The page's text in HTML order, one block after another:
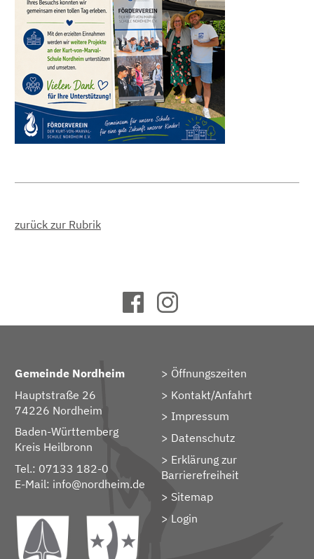
zurück zur Rubrik
Gemeinde Nordheim
Hauptstraße 26
74226 Nordheim
Baden-Württemberg
Kreis Heilbronn
Tel.: 07133 182-0
E-Mail: info@nordheim.de
Öffnungszeiten
Kontakt/Anfahrt
Impressum
Datenschutz
Erklärung zur
Barrierefreiheit
Sitemap
> Login